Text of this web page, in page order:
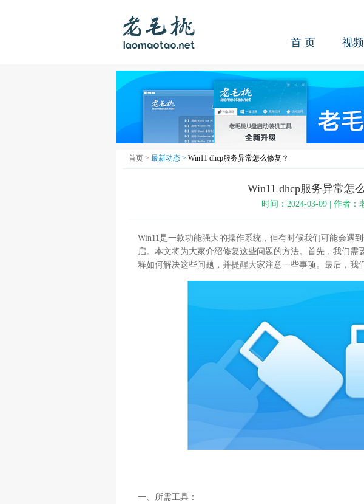
首 页 视
首页 > 最新动态 > Win11 dhcp服务异常怎么修复？
Win11 dhcp服务异常怎
时间：2024-03-09 | 作者：
Win11是一款功能强大的操作系统，但有时候我们可能会遇
启。本文将为大家介绍修复这些问题的方法。首先，我们需
释如何解决这些问题，并提醒大家注意一些事项。最后，我
一、所需工具：